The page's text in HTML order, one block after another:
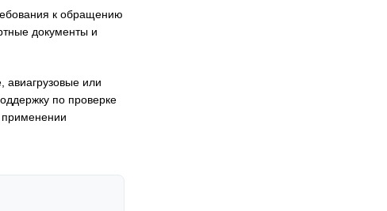
к обращению
документы и
авиагрузовые или
по проверке